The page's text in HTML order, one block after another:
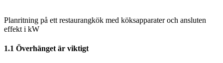
Planritning på ett restaurangkök med köksapparater och ansluten
effekt i kW
1.1 Överhänget är viktigt